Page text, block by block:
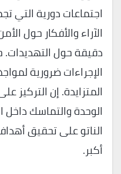
اجتماعات دورية التي
الآراء والأفكار حول
دقيقة حول
الإجراءات ضرورية
المتزايدة. إن
الوحدة والتماسك داخل
الناتو على تحقيق
أكبر.